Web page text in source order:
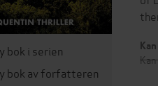
bok i serien
bok av forfatteren